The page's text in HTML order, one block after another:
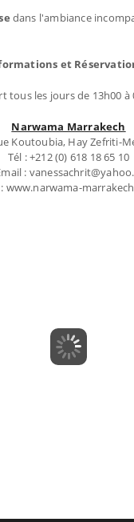
dans l'ambiance
et
tous les jours de 13h00 à
Narwama Marrakech
Koutoubia, Hay Zefriti-
Tél : +212 (0) 618 18 65 10
:
www.narwama-